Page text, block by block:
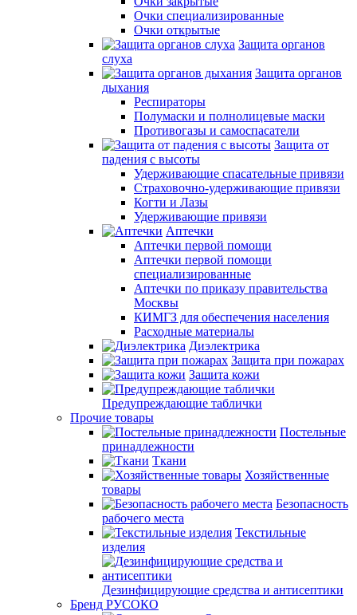
Очки специализированные
Очки открытые
Защита органов
слуха
Защита органов
дыхания
Респираторы
Полумаски и полнолицевые маски
Противогазы и самоспасатели
Защита от
падения с высоты
Удерживающие спасательные привязи
Страховочно-удерживающие привязи
Когти и Лазы
Удерживающие привязи
Аптечки
Аптечки первой помощи
Аптечки первой помощи
специализированные
Аптечки по приказу правительства
Москвы
КИМГЗ для обеспечения населения
Расходные материалы
Диэлектрика
Защита при пожарах
Защита кожи
Предупреждающие таблички
Прочие товары
Постельные
принадлежности
Ткани
Хозяйственные
товары
Безопасность
рабочего места
Текстильные
изделия
Дезинфицирующие средства и антисептики
Бренд РУСОКО